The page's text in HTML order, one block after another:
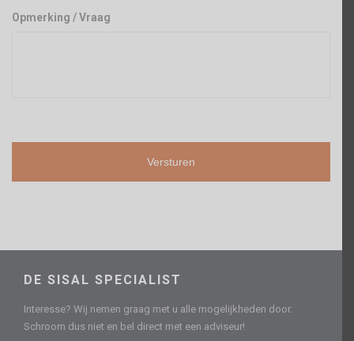
Opmerking / Vraag
DE SISAL SPECIALIST
Interesse? Wij nemen graag met u alle mogelijkheden door.
Schroom dus niet en bel direct met een adviseur!